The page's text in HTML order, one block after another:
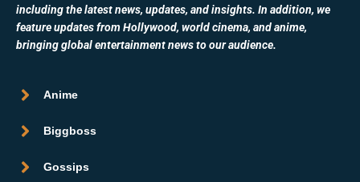
including the latest news, updates, and insights. In addition, we
feature updates from Hollywood, world cinema, and anime,
bringing global entertainment news to our audience.
Anime
Biggboss
Gossips